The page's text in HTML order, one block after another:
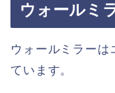
ウォールミ
ウォールミラーは
ています。